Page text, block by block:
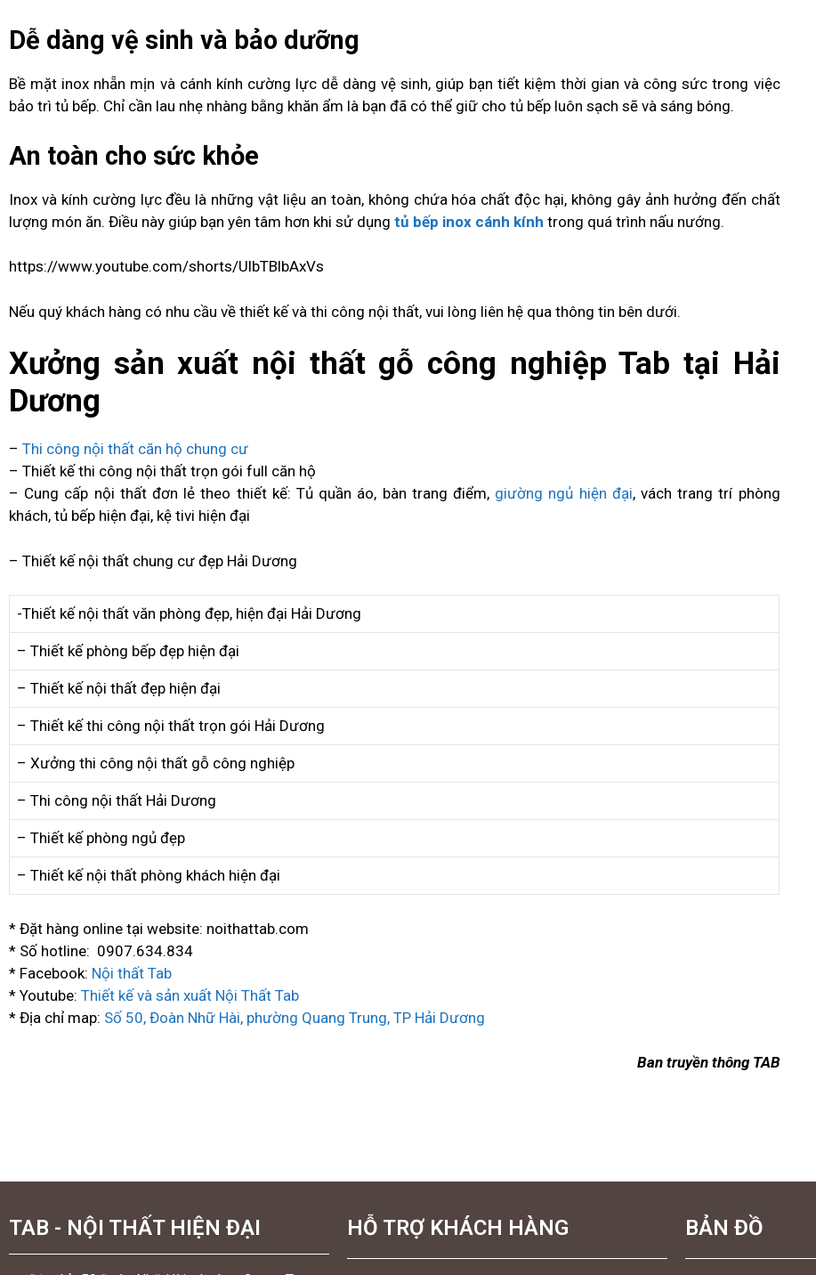
Dễ dàng vệ sinh và bảo dưỡng
Bề mặt inox nhẵn mịn và cánh kính cường lực dễ dàng vệ sinh, giúp bạn tiết kiệm thời gian và công sức trong việc
bảo trì tủ bếp. Chỉ cần lau nhẹ nhàng bằng khăn ẩm là bạn đã có thể giữ cho tủ bếp luôn sạch sẽ và sáng bóng.
An toàn cho sức khỏe
Inox và kính cường lực đều là những vật liệu an toàn, không chứa hóa chất độc hại, không gây ảnh hưởng đến chất
lượng món ăn. Điều này giúp bạn yên tâm hơn khi sử dụng tủ bếp inox cánh kính trong quá trình nấu nướng.
https://www.youtube.com/shorts/UlbTBlbAxVs
Nếu quý khách hàng có nhu cầu về thiết kế và thi công nội thất, vui lòng liên hệ qua thông tin bên dưới.
Xưởng sản xuất nội thất gỗ công nghiệp Tab tại Hải
Dương
– Thi công nội thất căn hộ chung cư
– Thiết kế thi công nội thất trọn gói full căn hộ
– Cung cấp nội thất đơn lẻ theo thiết kế: Tủ quần áo, bàn trang điểm, giường ngủ hiện đại, vách trang trí phòng
khách, tủ bếp hiện đại, kệ tivi hiện đại
– Thiết kế nội thất chung cư đẹp Hải Dương
-Thiết kế nội thất văn phòng đẹp, hiện đại Hải Dương
– Thiết kế phòng bếp đẹp hiện đại
– Thiết kế nội thất đẹp hiện đại
– Thiết kế thi công nội thất trọn gói Hải Dương
– Xưởng thi công nội thất gỗ công nghiệp
– Thi công nội thất Hải Dương
– Thiết kế phòng ngủ đẹp
– Thiết kế nội thất phòng khách hiện đại
* Đặt hàng online tại website: noithattab.com
* Số hotline: 0907.634.834
* Facebook: Nội thất Tab
* Youtube: Thiết kế và sản xuất Nội Thất Tab
* Địa chỉ map: Số 50, Đoàn Nhữ Hài, phường Quang Trung, TP Hải Dương
Ban truyền thông TAB
TAB - NỘI THẤT HIỆN ĐẠI HỖ TRỢ KHÁCH HÀNG BẢN ĐỒ